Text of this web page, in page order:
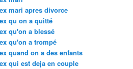
mari apres divorce
qu on a quitté
qu'on a blessé
qu'on a trompé
quand on a des enfants
qui est deja en couple